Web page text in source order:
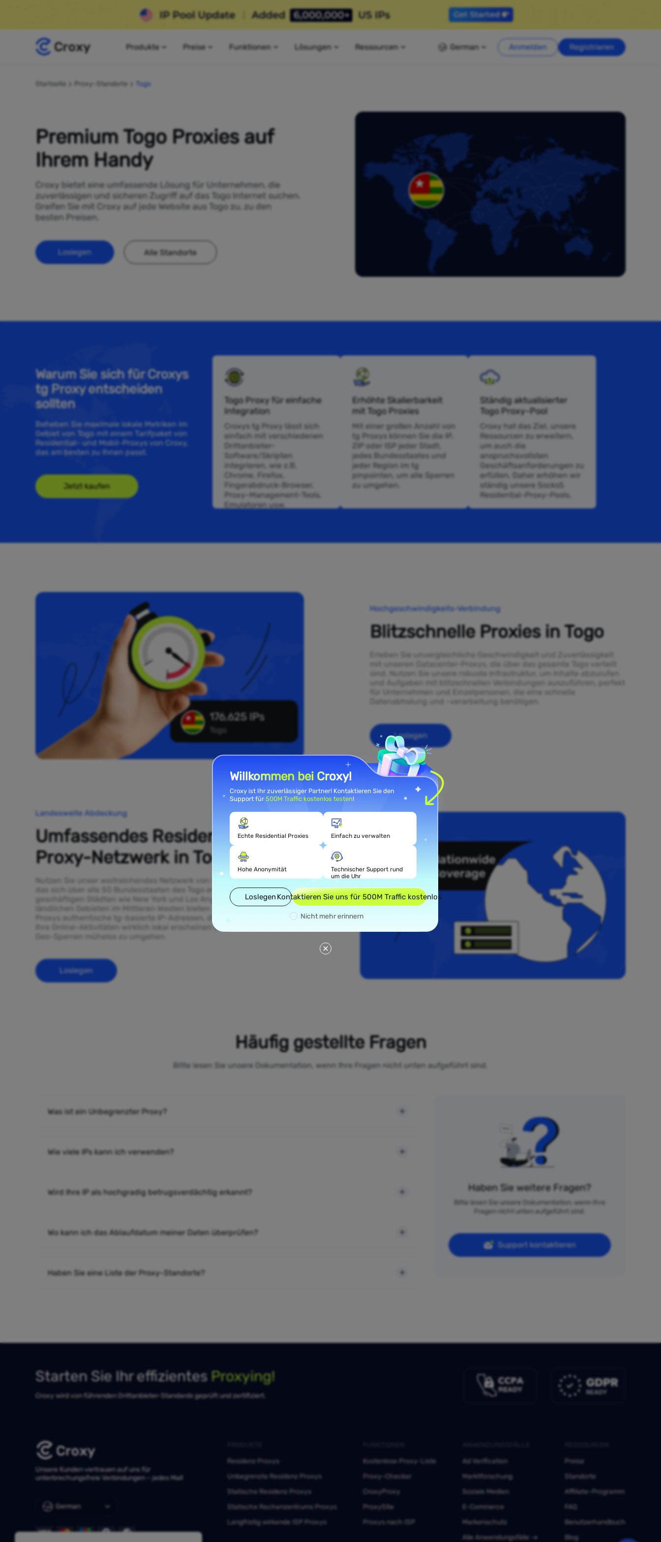
Produkte Preise Funktionen Lösungen Ressourcen German Anmelden Registrieren
Startseite Proxy-Standorte Togo
Premium Togo Proxies auf
Ihrem Handy
Croxy bietet eine umfassende Lösung für Unternehmen, die
zuverlässigen und sicheren Zugriff auf das Togo Internet suchen.
Greifen Sie mit Croxy auf jede Website aus Togo zu, zu den
besten Preisen.
Loslegen Alle Standorte
Warum Sie sich für Croxys
tg Proxy entscheiden
sollten
Beheben Sie maximale lokale Metriken im
Gebiet von Togo mit einem Tarifpaket von
Residential- und Mobil-Proxys von Croxy,
das am besten zu Ihnen passt.
Jetzt kaufen
Togo Proxy für einfache
Integration
Croxys tg Proxy lässt sich
einfach mit verschiedenen
Drittanbieter-
Software/Skripten
integrieren, wie z.B.
Chrome, Firefox,
Fingerabdruck-Browser,
Proxy-Management-Tools,
Emulatoren usw.
Erhöhte Skalierbarkeit
mit Togo Proxies
Mit einer großen Anzahl von
tg Proxys können Sie die IP,
ZIP oder ISP jeder Stadt,
jedes Bundesstaates und
jeder Region im tg
pinpointen, um alle Sperren
zu umgehen.
Ständig aktualisierter
Togo Proxy-Pool
Croxy hat das Ziel, unsere
Ressourcen zu erweitern,
um auch die
anspruchsvollsten
Geschäftsanforderungen zu
erfüllen. Daher erhöhen wir
ständig unsere Socks5
Residential-Proxy-Pools.
176,625 IPs
Togo
Hochgeschwindigkeits-Verbindung
Blitzschnelle Proxies in Togo
Erleben Sie unvergleichliche Geschwindigkeit und Zuverlässigkeit
mit unseren Datacenter-Proxys, die über das gesamte Togo verteilt
sind. Nutzen Sie unsere robuste Infrastruktur, um Inhalte abzurufen
und Aufgaben mit blitzschnellen Verbindungen auszuführen, perfekt
für Unternehmen und Einzelpersonen, die eine schnelle
Datenabholung und -verarbeitung benötigen.
Loslegen
Landesweite Abdeckung
Umfassendes Residential-
Proxy-Netzwerk in Togo
Nutzen Sie unser weitreichendes Netzwerk von Residential-Proxys,
das sich über alle 50 Bundesstaaten des Togo erstreckt. Von
geschäftigen Städten wie New York und Los Angeles bis zu
ländlichen Gebieten im Mittleren Westen bieten unsere Residential-
Proxys authentische tg-basierte IP-Adressen, die dafür sorgen, dass
Ihre Online-Aktivitäten wirklich lokal erscheinen und Ihnen helfen,
Geo-Sperren mühelos zu umgehen.
Loslegen
Häufig gestellte Fragen
Bitte lesen Sie unsere Dokumentation, wenn Ihre Fragen nicht unten aufgeführt sind.
Was ist ein Unbegrenzter Proxy?
Wie viele IPs kann ich verwenden?
Wird Ihre IP als hochgradig betrugsverdächtig erkannt?
Wo kann ich das Ablaufdatum meiner Daten überprüfen?
Haben Sie eine Liste der Proxy-Standorte?
Haben Sie weitere Fragen?
Bitte lesen Sie unsere Dokumentation, wenn Ihre
Fragen nicht unten aufgeführt sind.
Support kontaktieren
Starten Sie Ihr effizientes Proxying!
Croxy wird von führenden Drittanbieter-Standards geprüft und zertifiziert.
Unsere Kunden vertrauen auf uns für
unterbrechungsfreie Verbindungen – jedes Mal!
German
Residenz Proxys
Unbegrenzte Residenz Proxys
Statische Residenz Proxys
Statische Rechenzentrums Proxys
Langfristig wirkende ISP Proxys
Kostenlose Proxy-Liste
Proxy-Checker
CroxyProxy
ProxySite
Proxys nach ISP
Ad Verification
Marktforschung
Soziale Medien
E-Commerce
Markenschutz
Alle Anwendungsfälle
Preise
Standorte
Affiliate-Programm
FAQ
Benutzerhandbuch
Blog
Willkommen bei Croxy!
Croxy ist Ihr zuverlässiger Partner! Kontaktieren Sie den
Support für 500M Traffic kostenlos testen!
Echte Residential Proxies Einfach zu verwalten
Hohe Anonymität
Technischer Support rund
um die Uhr
Loslegen Kontaktieren Sie uns für 500M Traffic kostenlos
Nicht mehr erinnern